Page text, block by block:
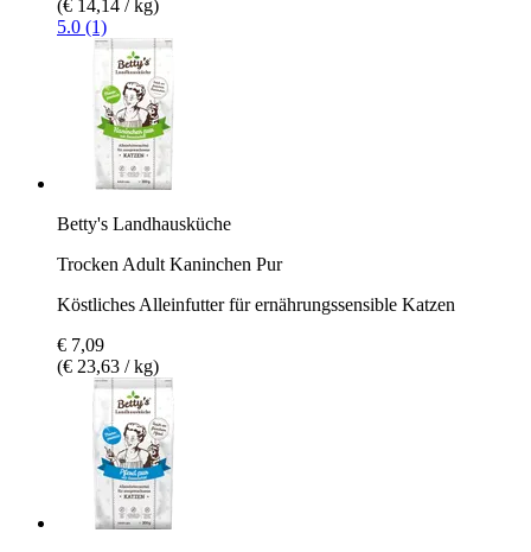
(€ 14,14 / kg)
5.0 (1)
Betty's Landhausküche
Trocken Adult Kaninchen Pur
Köstliches Alleinfutter für ernährungssensible Katzen
€ 7,09
(€ 23,63 / kg)